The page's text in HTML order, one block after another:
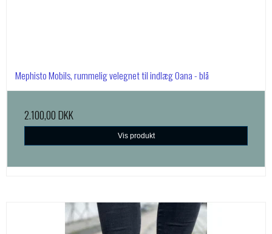
Mephisto Mobils, rummelig velegnet til indlæg Oana - blå
2.100,00 DKK
Vis produkt